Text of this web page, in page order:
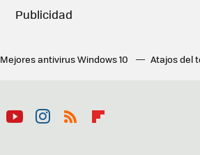
Mejores antivirus Windows 10 Atajos del